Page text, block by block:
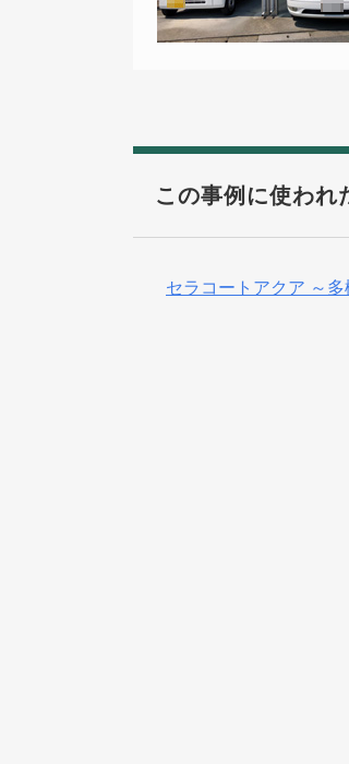
この事例に使われ
セラコートアクア ～